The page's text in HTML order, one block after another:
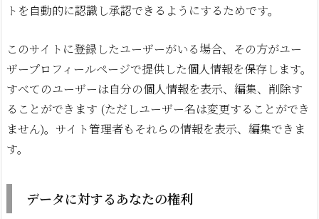
トを自動的に認識し承認できるようにするためです。
このサイトに登録したユーザーがいる場合、その方がユー
ザープロフィールページで提供した個人情報を保存します。
すべてのユーザーは自分の個人情報を表示、編集、削除す
ることができます (ただしユーザー名は変更することができ
ません)。サイト管理者もそれらの情報を表示、編集できま
す。
データに対するあなたの権利